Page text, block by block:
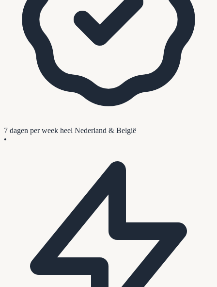
7 dagen per week heel Nederland & België
•